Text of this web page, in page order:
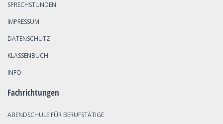
SPRECHSTUNDEN
IMPRESSUM
DATENSCHUTZ
KLASSENBUCH
INFO
Fachrichtungen
ABENDSCHULE FÜR BERUFSTÄTIGE